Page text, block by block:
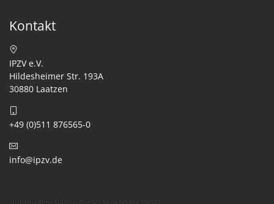
Kontakt
IPZV e.V.
Hildesheimer Str. 193A
30880 Laatzen
+49 (0)511 876565-0
info@ipzv.de